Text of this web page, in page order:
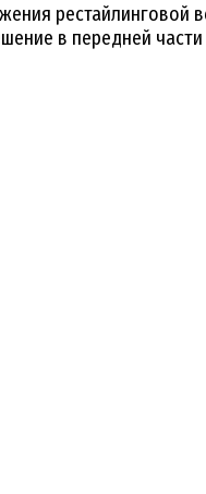
рестайлинговой
в передней